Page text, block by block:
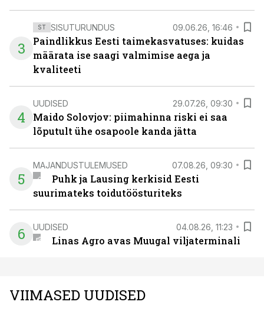
3
ST SISUTURUNDUS 09.06.26, 16:46
Paindlikkus Eesti taimekasvatuses: kuidas
määrata ise saagi valmimise aega ja
kvaliteeti
4
UUDISED 29.07.26, 09:30
Maido Solovjov: piimahinna riski ei saa
lõputult ühe osapoole kanda jätta
5
MAJANDUSTULEMUSED 07.08.26, 09:30
Puhk ja Lausing kerkisid Eesti
suurimateks toidutöösturiteks
6 UUDISED 04.08.26, 11:23
Linas Agro avas Muugal viljaterminali
VIIMASED UUDISED